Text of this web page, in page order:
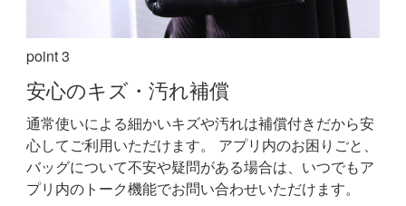
point 3
安心のキズ・汚れ補償
通常使いによる細かいキズや汚れは補償付きだから安
心してご利用いただけます。 アプリ内のお困りごと、
バッグについて不安や疑問がある場合は、いつでもア
プリ内のトーク機能でお問い合わせいただけます。